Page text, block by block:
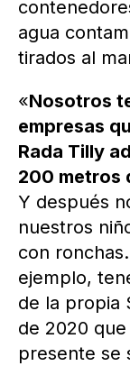
agua
tirados al
«Nosotros
empresas
Rada Tilly
200 metros
Y después
nuestros
con
ejemplo,
de la propia
de 2020
presente se